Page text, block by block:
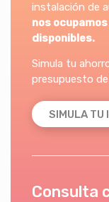
instalación de
nos
disponibles.
Simula tu
presupuesto
SIMULA TU
Consulta